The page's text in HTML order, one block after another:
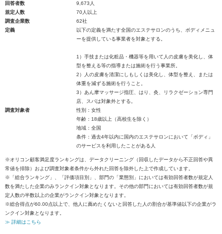
回答者数
9,673人
規定人数
70人以上
調査企業数
62社
定義
以下の定義を満たす全国のエステサロンのうち、ボディメニュ
ーを提供している事業者を対象とする。
1）手技または化粧品・機器等を用いて人の皮膚を美化し、体
型を整える等の指導または施術を行う事業所。
2）人の皮膚を清潔にしもしくは美化し、体型を整え、または
体重を減ずる施術を行うこと。
3）あん摩マッサージ指圧、はり、灸、リラクゼーション専門
店、スパは対象外とする。
調査対象者
性別：女性
年齢：18歳以上（高校生を除く）
地域：全国
条件：過去4年以内に国内のエステサロンにおいて「ボディ」
のサービスを利用したことがある人
※オリコン顧客満足度ランキングは、データクリーニング（回収したデータから不正回答や異
常値を排除）および調査対象者条件から外れた回答を除外した上で作成しています。
※「総合ランキング」、「評価項目別」、部門の「業態別」においては有効回答者数が規定人
数を満たした企業のみランクイン対象となります。その他の部門においては有効回答者数が規
定人数の半数以上の企業がランクイン対象となります。
※総合得点が60.00点以上で、他人に薦めたくないと回答した人の割合が基準値以下の企業がラ
ンクイン対象となります。
≫ 詳細はこちら